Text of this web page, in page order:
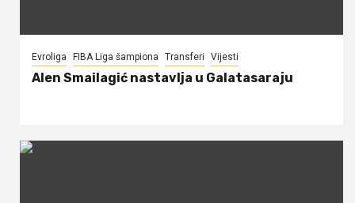
Evroliga FIBA Liga šampiona Transferi Vijesti
Alen Smailagić nastavlja u Galatasaraju